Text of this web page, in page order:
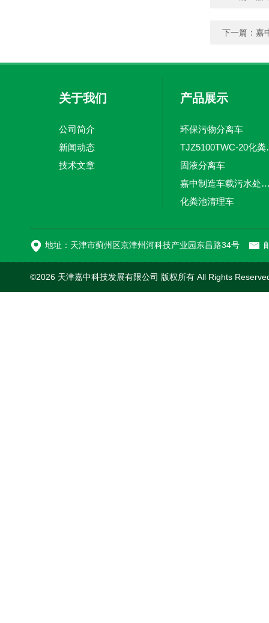
下一篇： 嘉
关于我们
公司简介
新闻动态
技术文章
产品展示
环保污物分离车
固液分离车
嘉中制造车载污水处理设备-环
化粪池清理车
地址：天津市蓟州区京津州河科技产业园东昌路34号
©2026 天津嘉中科技发展有限公司 版权所有 All Rights